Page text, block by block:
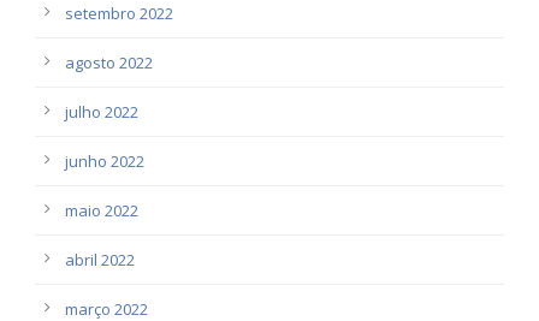
setembro 2022
agosto 2022
julho 2022
junho 2022
maio 2022
abril 2022
março 2022